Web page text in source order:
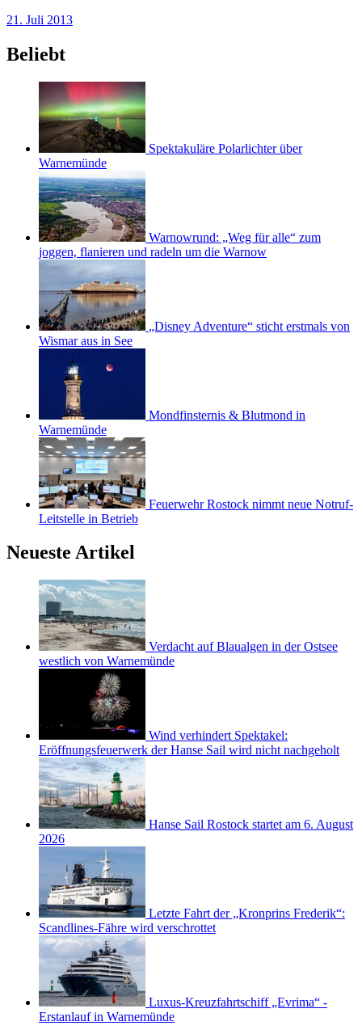
21. Juli 2013
Beliebt
Spektakuläre Polarlichter über
Warnemünde
Warnowrund: „Weg für alle“ zum
joggen, flanieren und radeln um die Warnow
„Disney Adventure“ sticht erstmals von
Wismar aus in See
Mondfinsternis & Blutmond in
Warnemünde
Feuerwehr Rostock nimmt neue Notruf-
Leitstelle in Betrieb
Neueste Artikel
Verdacht auf Blaualgen in der Ostsee
westlich von Warnemünde
Wind verhindert Spektakel:
Eröffnungsfeuerwerk der Hanse Sail wird nicht nachgeholt
Hanse Sail Rostock startet am 6. August
2026
Letzte Fahrt der „Kronprins Frederik“:
Scandlines-Fähre wird verschrottet
Luxus-Kreuzfahrtschiff „Evrima“ -
Erstanlauf in Warnemünde